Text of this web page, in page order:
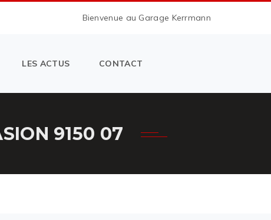
Bienvenue au Garage Kerrmann
LES ACTUS CONTACT
9150 07